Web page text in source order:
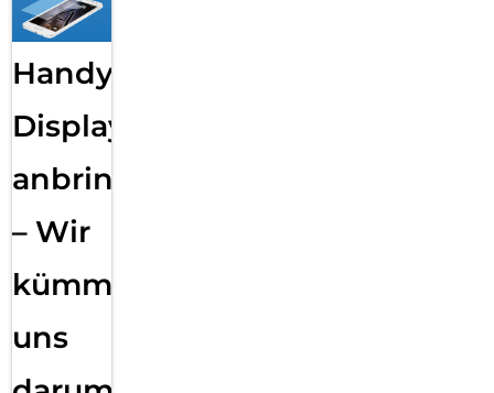
Handy
Displayfolie
anbringen
– Wir
kümmern
uns